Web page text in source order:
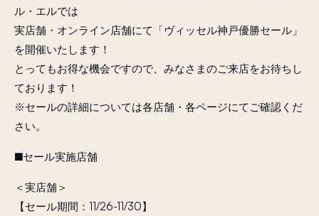
ル・エルでは
実店舗・オンライン店舗にて「ヴィッセル神戸優勝セール」
を開催いたします！
とってもお得な機会ですので、みなさまのご来店をお待ちし
ております！
※セールの詳細については各店舗・各ページにてご確認くだ
さい。
■セール実施店舗
＜実店舗＞
【セール期間：11/26-11/30】